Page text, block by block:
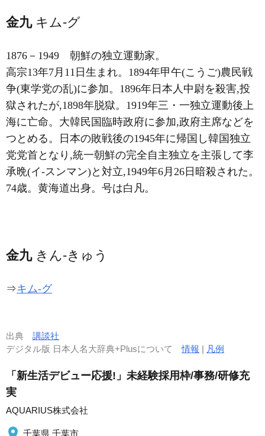
金九 キム-グ
1876－1949 朝鮮の独立運動家。
高宗13年7月11日生まれ。1894年甲午(こうご)農民戦
争(東学党の乱)に参加。1896年日本人中尉を殺害,投
獄されたが,1898年脱獄。1919年三・一独立運動後上
海に亡命。大韓民国臨時政府に参加,政府主席などを
つとめる。日本の敗戦後の1945年に帰国し韓国独立
党党首となり,統一朝鮮の完全自主独立を主張して李
承晩(イ-スンマン)と対立,1949年6月26日暗殺された。
74歳。黄海道出身。号は白凡。
金九 きん-きゅう
⇒キム-グ
出典 講談社
デジタル版 日本人名大辞典+Plusについて情報 | 凡例
「新生活デビュー応援!」未経験採用枠/事務/研修充
実
AQUARIUS株式会社
千葉県 千葉市